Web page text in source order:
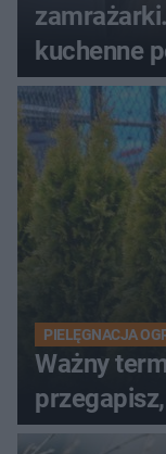
kuchenne
PIELĘGNACJA
Ważny